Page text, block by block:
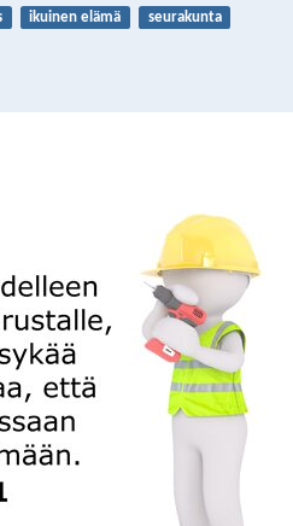
ikuinen elämä seurakunta